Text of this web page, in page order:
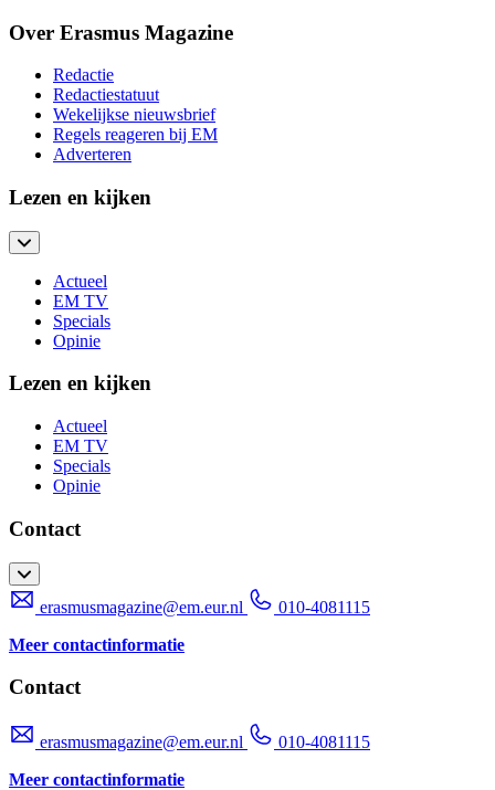
Over Erasmus Magazine
Redactie
Redactiestatuut
Wekelijkse nieuwsbrief
Regels reageren bij EM
Adverteren
Lezen en kijken
Actueel
EM TV
Specials
Opinie
Lezen en kijken
Actueel
EM TV
Specials
Opinie
Contact
erasmusmagazine@em.eur.nl
010-4081115
Meer contactinformatie
Contact
erasmusmagazine@em.eur.nl
010-4081115
Meer contactinformatie